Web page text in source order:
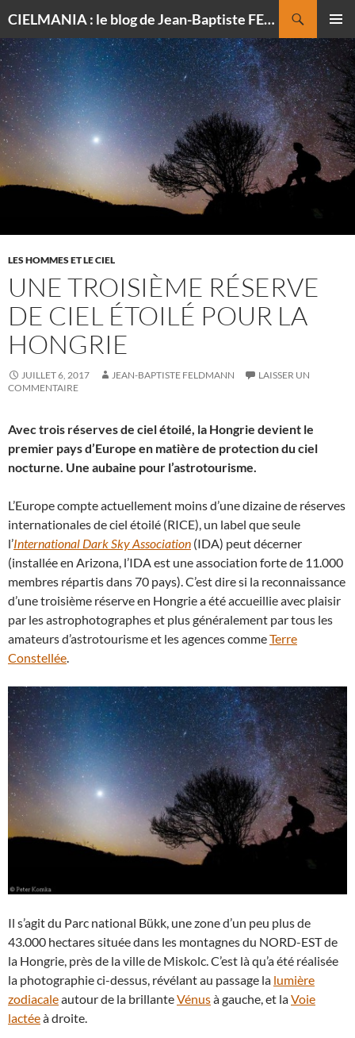
CIELMANIA : le blog de Jean-Baptiste FELDMANN, photographe du ciel
MENU
AU
CONTENU
LES HOMMES ET LE CIEL
UNE TROISIÈME RÉSERVE
DE CIEL ÉTOILÉ POUR LA
HONGRIE
JUILLET 6, 2017 JEAN-BAPTISTE FELDMANN
LAISSER UN
COMMENTAIRE
Avec trois réserves de ciel étoilé, la Hongrie devient le
premier pays d’Europe en matière de protection du ciel
nocturne. Une aubaine pour l’astrotourisme.
L’Europe compte actuellement moins d’une dizaine de réserves
internationales de ciel étoilé (RICE), un label que seule
l’International Dark Sky Association (IDA) peut décerner
(installée en Arizona, l’IDA est une association forte de 11.000
membres répartis dans 70 pays). C’est dire si la reconnaissance
d’une troisième réserve en Hongrie a été accueillie avec plaisir
par les astrophotographes et plus généralement par tous les
amateurs d’astrotourisme et les agences commeTerre
Constellée.
Il s’agit du Parc national Bükk, une zone d’un peu plus de
43.000 hectares située dans les montagnes du NORD-EST de
la Hongrie, près de la ville de Miskolc. C’est là qu’a été réalisée
la photographie ci-dessus, révélant au passage la lumière
zodiacaleautour de la brillanteVénusà gauche, et laVoie
lactéeà droite.